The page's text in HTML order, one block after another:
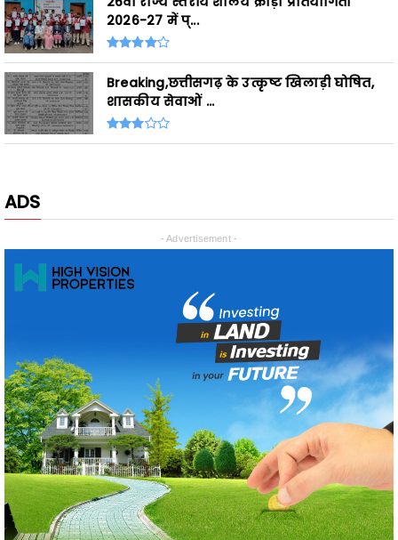
Breaking,छत्तीसगढ़ के उत्कृष्ट खिलाड़ी घोषित,
शासकीय सेवाओं ...
ADS